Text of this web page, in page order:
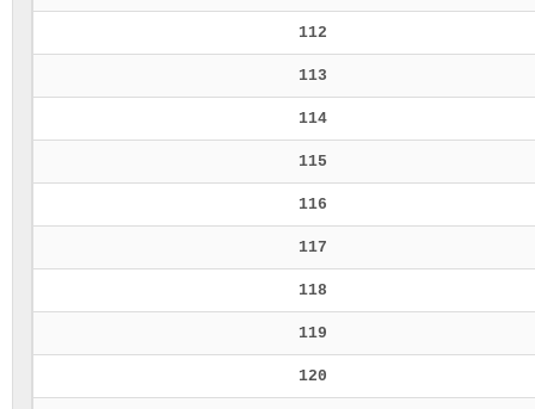
112
113
114
115
116
117
118
119
120